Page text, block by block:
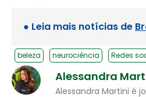
● Leia mais notícias de
beleza neurociência Redes
Alessandra
Alessandra Martini é